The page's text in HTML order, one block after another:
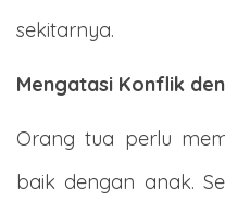
sekitarnya.
Mengatasi Konflik
Orang tua perlu
baik dengan anak.